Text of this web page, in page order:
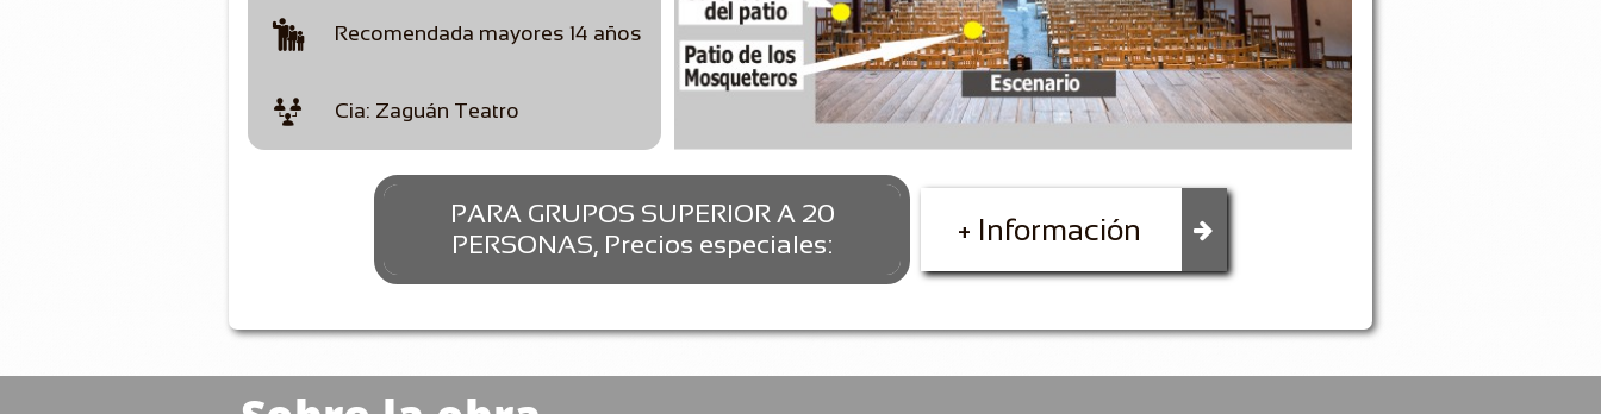

 Recomendada mayores 14 años
Cia: Zaguán Teatro
PARA GRUPOS SUPERIOR A 20
PERSONAS, Precios especiales:
+ Información 